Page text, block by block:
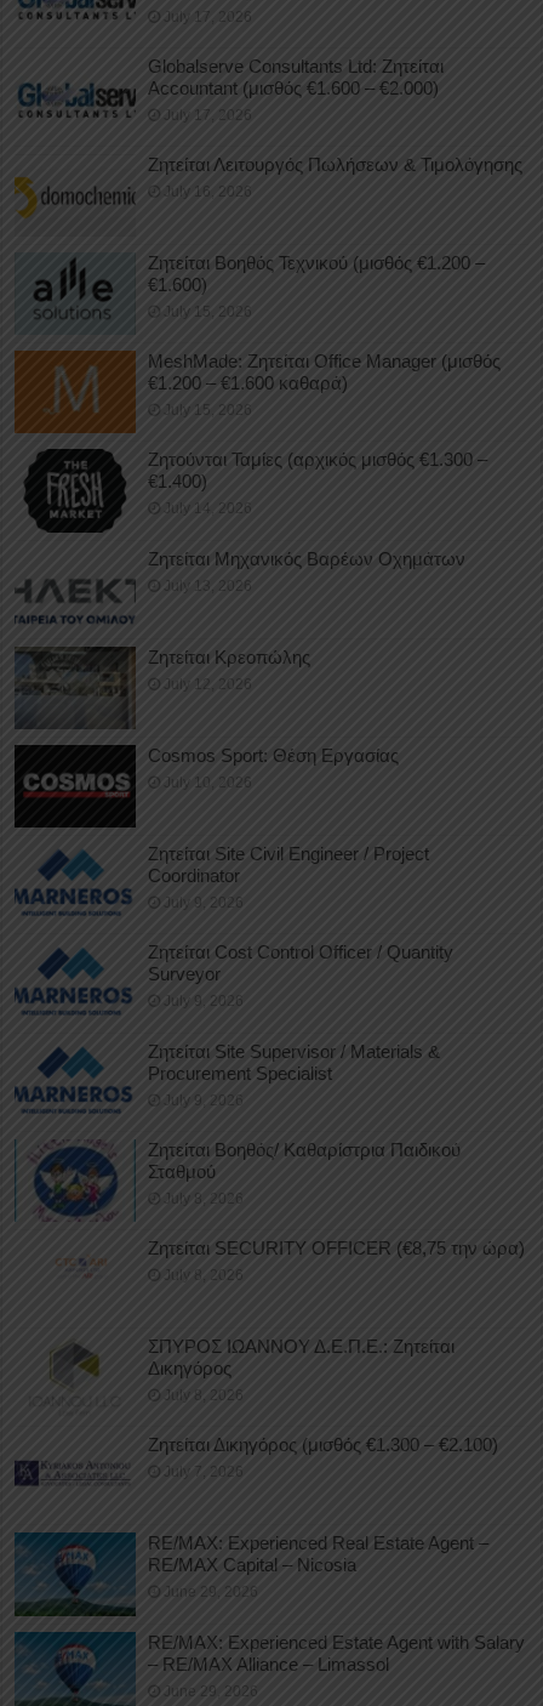
July 17, 2026
Globalserve Consultants Ltd: Ζητείται
Accountant (μισθός €1.600 – €2.000)
July 17, 2026
Ζητείται Λειτουργός Πωλήσεων & Τιμολόγησης
July 16, 2026
Ζητείται Βοηθός Τεχνικού (μισθός €1.200 –
€1.600)
July 15, 2026
MeshMade: Ζητείται Office Manager (μισθός
€1.200 – €1.600 καθαρά)
July 15, 2026
Ζητούνται Ταμίες (αρχικός μισθός €1.300 –
€1.400)
July 14, 2026
Ζητείται Μηχανικός Βαρέων Οχημάτων
July 13, 2026
Ζητείται Κρεοπώλης
July 12, 2026
Cosmos Sport: Θέση Εργασίας
July 10, 2026
Ζητείται Site Civil Engineer / Project
Coordinator
July 9, 2026
Ζητείται Cost Control Officer / Quantity
Surveyor
July 9, 2026
Ζητείται Site Supervisor / Materials &
Procurement Specialist
July 9, 2026
Ζητείται Βοηθός/ Καθαρίστρια Παιδικού
Σταθμού
July 8, 2026
Ζητείται SECURITY OFFICER (€8,75 την ώρα)
July 8, 2026
ΣΠΥΡΟΣ ΙΩΑΝΝΟΥ Δ.Ε.Π.Ε.: Ζητείται
Δικηγόρος
July 8, 2026
Ζητείται Δικηγόρος (μισθός €1.300 – €2.100)
July 7, 2026
RE/MAX: Experienced Real Estate Agent –
RE/MAX Capital – Nicosia
June 29, 2026
RE/MAX: Experienced Estate Agent with Salary
– RE/MAX Alliance – Limassol
June 29, 2026